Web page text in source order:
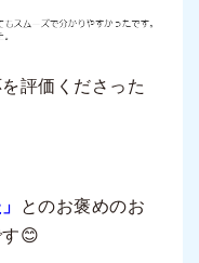
評価くださった
とのお褒めのお
😊